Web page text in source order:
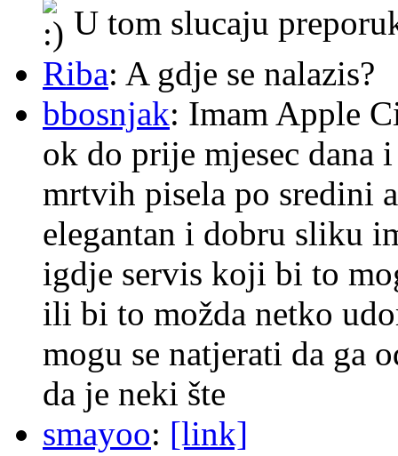
U tom slucaju
Riba: A gdje se nalazis?
bbosnjak: Imam Apple
ok do prije mjesec dana
mrtvih pisela po sredini
elegantan i dobru sliku
igdje servis koji bi to
ili bi to možda netko
mogu se natjerati da ga
da je neki šte
smayoo: [link]